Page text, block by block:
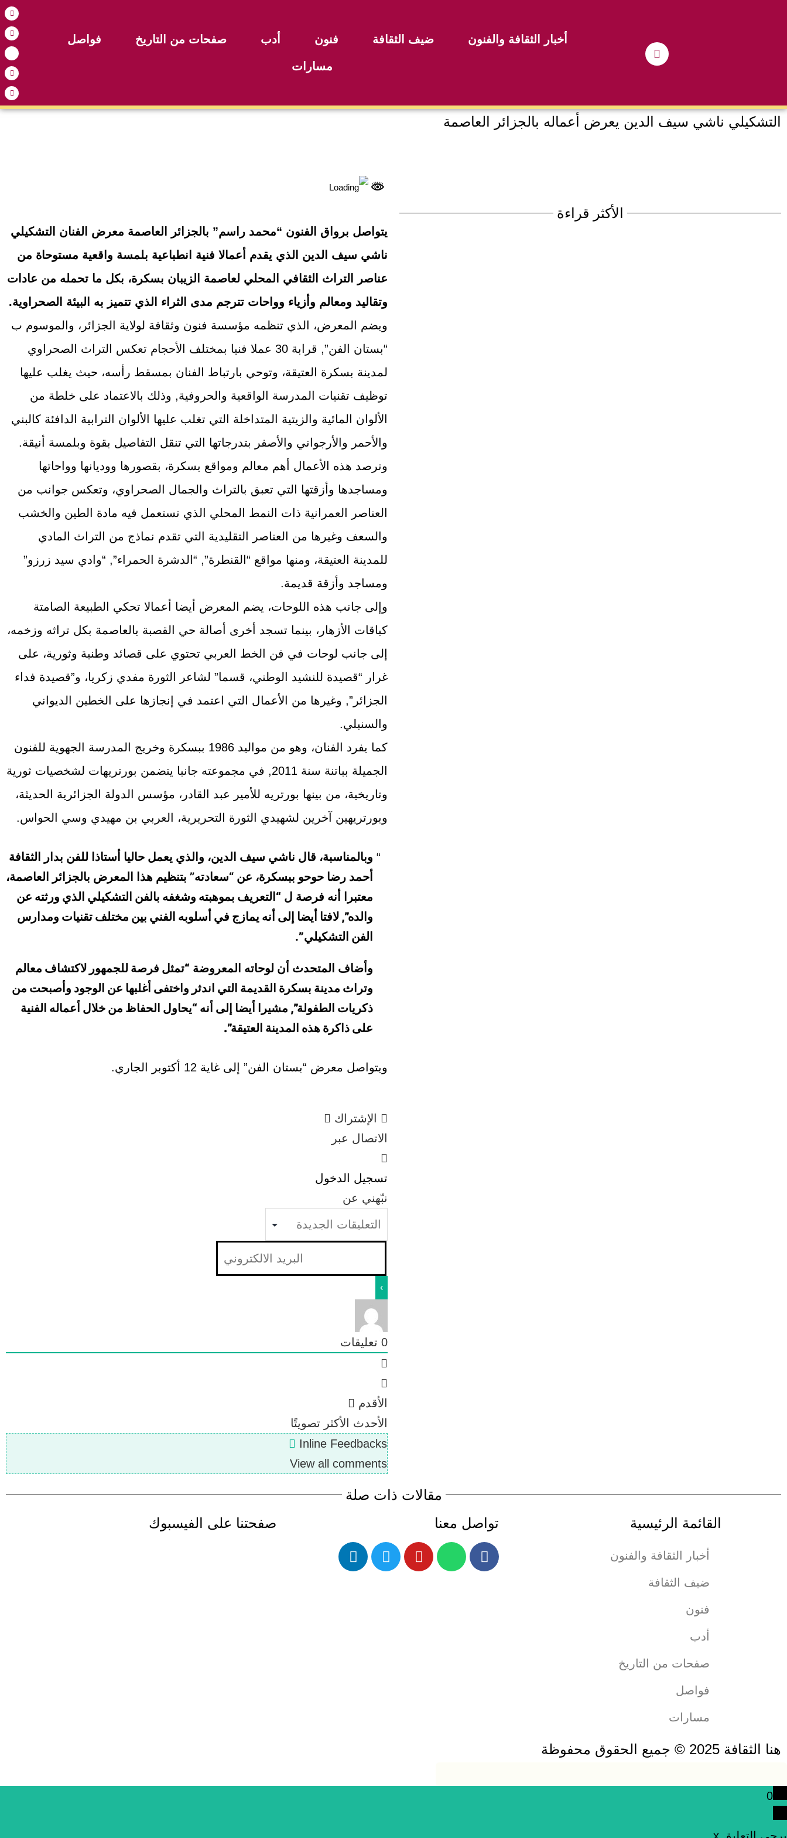
أخبار الثقافة والفنون ضيف الثقافة فنون أدب صفحات من التاريخ فواصل
مسارات
التشكيلي ناشي سيف الدين يعرض أعماله بالجزائر العاصمة
الأكثر قراءة
يتواصل برواق الفنون “محمد راسم” بالجزائر العاصمة معرض الفنان التشكيلي
ناشي سيف الدين الذي يقدم أعمالا فنية انطباعية بلمسة واقعية مستوحاة من
عناصر التراث الثقافي المحلي لعاصمة الزيبان بسكرة، بكل ما تحمله من عادات
وتقاليد ومعالم وأزياء وواحات تترجم مدى الثراء الذي تتميز به البيئة الصحراوية.
ويضم المعرض، الذي تنظمه مؤسسة فنون وثقافة لولاية الجزائر، والموسوم ب
“بستان الفن”, قرابة 30 عملا فنيا بمختلف الأحجام تعكس التراث الصحراوي
لمدينة بسكرة العتيقة، وتوحي بارتباط الفنان بمسقط رأسه، حيث يغلب عليها
توظيف تقنيات المدرسة الواقعية والحروفية, وذلك بالاعتماد على خلطة من
الألوان المائية والزيتية المتداخلة التي تغلب عليها الألوان الترابية الدافئة كالبني
والأحمر والأرجواني والأصفر بتدرجاتها التي تنقل التفاصيل بقوة وبلمسة أنيقة.
وترصد هذه الأعمال أهم معالم ومواقع بسكرة، بقصورها ووديانها وواحاتها
ومساجدها وأزقتها التي تعبق بالتراث والجمال الصحراوي، وتعكس جوانب من
العناصر العمرانية ذات النمط المحلي الذي تستعمل فيه مادة الطين والخشب
والسعف وغيرها من العناصر التقليدية التي تقدم نماذج من التراث المادي
للمدينة العتيقة، ومنها مواقع “القنطرة”, “الدشرة الحمراء”, “وادي سيد زرزو”
ومساجد وأزقة قديمة.
وإلى جانب هذه اللوحات، يضم المعرض أيضا أعمالا تحكي الطبيعة الصامتة
كباقات الأزهار، بينما تسجد أخرى أصالة حي القصبة بالعاصمة بكل تراثه وزخمه،
إلى جانب لوحات في فن الخط العربي تحتوي على قصائد وطنية وثورية، على
غرار “قصيدة للنشيد الوطني، قسما” لشاعر الثورة مفدي زكريا، و”قصيدة فداء
الجزائر”, وغيرها من الأعمال التي اعتمد في إنجازها على الخطين الديواني
والسنبلي.
كما يفرد الفنان، وهو من مواليد 1986 ببسكرة وخريج المدرسة الجهوية للفنون
الجميلة بباتنة سنة 2011, في مجموعته جانبا يتضمن بورتريهات لشخصيات ثورية
وتاريخية، من بينها بورتريه للأمير عبد القادر، مؤسس الدولة الجزائرية الحديثة،
وبورتريهين آخرين لشهيدي الثورة التحريرية، العربي بن مهيدي وسي الحواس.
وبالمناسبة، قال ناشي سيف الدين، والذي يعمل حاليا أستاذا للفن بدار الثقافة
أحمد رضا حوحو ببسكرة، عن “سعادته” بتنظيم هذا المعرض بالجزائر العاصمة،
معتبرا أنه فرصة ل “التعريف بموهبته وشغفه بالفن التشكيلي الذي ورثته عن
والده”, لافتا أيضا إلى أنه يمازج في أسلوبه الفني بين مختلف تقنيات ومدارس
الفن التشكيلي”.
وأضاف المتحدث أن لوحاته المعروضة “تمثل فرصة للجمهور لاكتشاف معالم
وتراث مدينة بسكرة القديمة التي اندثر واختفى أغلبها عن الوجود وأصبحت من
ذكريات الطفولة”, مشيرا أيضا إلى أنه “يحاول الحفاظ من خلال أعماله الفنية
على ذاكرة هذه المدينة العتيقة”.
ويتواصل معرض “بستان الفن” إلى غاية 12 أكتوبر الجاري.
الإشتراك
الاتصال عبر
تسجيل الدخول
نبّهني عن
0 تعليقات
الأقدم
الأحدث
الأكثر تصويتًا
Inline Feedbacks
View all comments
مقالات ذات صلة
القائمة الرئيسية
أخبار الثقافة والفنون
ضيف الثقافة
فنون
أدب
صفحات من التاريخ
فواصل
مسارات
تواصل معنا صفحتنا على الفيسبوك
هنا الثقافة 2025 © جميع الحقوق محفوظة
0